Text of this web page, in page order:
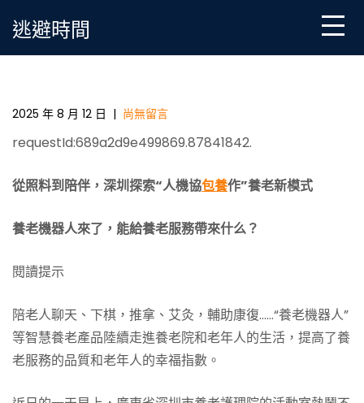
逃避時間
養老機器人來了，能給養老服務帶來什么？_一包養中
2025 年 8 月 12 日 | 尚無留言
requestId:689a2d9e499869.87841842.
從照料到陪伴，深圳探索“人機協包養作”養老新模式
養老機器人來了，能給養老服務帶來什么？
閱讀提示
陪老人聊天、下棋，推拿、艾灸，輔助康復……“養老機器人”
等智慧養老產品陸續走進養老院和老年人的生活，提高了養
老服務的品質和老年人的幸福指數。